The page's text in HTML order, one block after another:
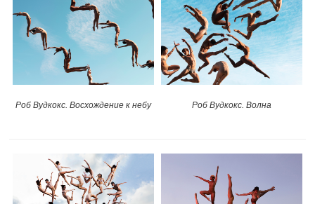
Роб Вудкокс. Восхождение к небу Роб Вудкокс. Волна